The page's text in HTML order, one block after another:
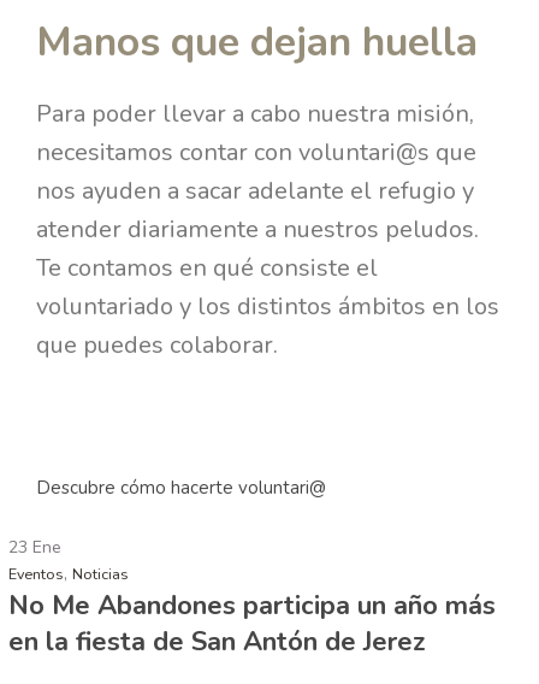
Manos que dejan huella
Para poder llevar a cabo nuestra misión,
necesitamos contar con voluntari@s que
nos ayuden a sacar adelante el refugio y
atender diariamente a nuestros peludos.
Te contamos en qué consiste el
voluntariado y los distintos ámbitos en los
que puedes colaborar.
Descubre cómo hacerte voluntari@
23 Ene
Eventos,Noticias
No Me Abandones participa un año más
en la fiesta de San Antón de Jerez